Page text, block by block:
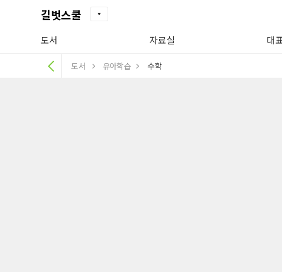
길벗스쿨
도서 자료실 대
도서 유아학습 수학